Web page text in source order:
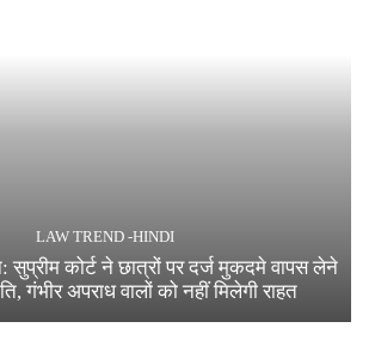
LAW TREND -HINDI
सुप्रीम कोर्ट ने छात्रों पर दर्ज मुकदमे वापस लेने
गंभीर अपराध वालों को नहीं मिलेगी राहत